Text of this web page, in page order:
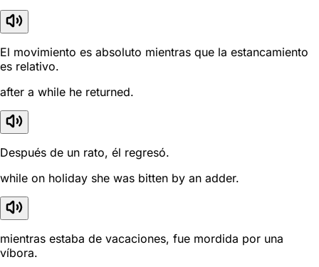
El movimiento es absoluto mientras que la estancamiento
es relativo.
after a while he returned.
Después de un rato, él regresó.
while on holiday she was bitten by an adder.
mientras estaba de vacaciones, fue mordida por una
víbora.